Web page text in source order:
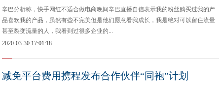
辛巴分析称，快手网红不适合做电商晚间辛巴直播自信表示我的粉丝购买过我的产
品喜欢我的产品，虽然有些不完美但是他们愿意看我成长，我是绝对可以留住流量
甚至裂变流量的人，我看到过很多企业的...
2020-03-30 17:01:18
减免平台费用携程发布合作伙伴“同袍”计划